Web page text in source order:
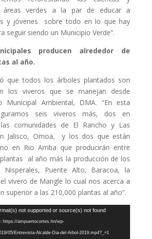
áreas verdes a la par de educar a
y jóvenes sobre todo en lo que hay
seguir siendo un Municipio Verde”.
producen alrededor de
al año.
que todos los árboles plantados son
los viveros que se manejan desde
Municipal Ambiental, DMA. “En esta
seis viveros más, dos en
comunidades de El Rancho y Las
Jalisco, Omoa, y los dos que están
en Rio Arriba que producirán entre
al año más la producción de los
Nisperales, Puente Alto, Baracoa, la
vivero de Mangle lo cual nos acerca a
superior a las 210,000 plantas al año”.
not supported or source(s) not found
https://ampuertocortes.hn/wp-
05/Entrevista-Alcalde-Dia-del-Arbol-2019.mp4?_=1